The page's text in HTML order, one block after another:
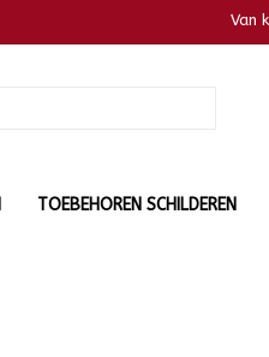
Van
TOEBEHOREN SCHILDEREN